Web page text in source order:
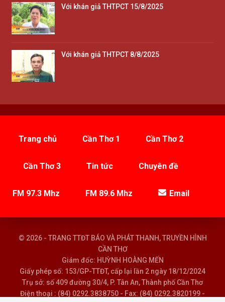
Với khán giả THTPCT 15/8/2025
Với khán giả THTPCT 8/8/2025
Trang chủ Cần Thơ 1 Cần Thơ 2
Cần Thơ 3 Tin tức Chuyên đề
FM 97.3 Mhz FM 89.6 Mhz Email
© 2026 - TRANG TTĐT BÁO VÀ PHÁT THANH, TRUYỀN HÌNH
CẦN THƠ
Giám đốc: HUỲNH HOÀNG MẾN
Giấy phép số: 153/GP-TTĐT, cấp lại lần 2 ngày 18/12/2024
Trụ sở: số 409 đường 30/4, P. Tân An, Thành phố Cần Thơ
Điện thoại : (84) 0292.3838750 - Fax: (84) 0292.3820199 -